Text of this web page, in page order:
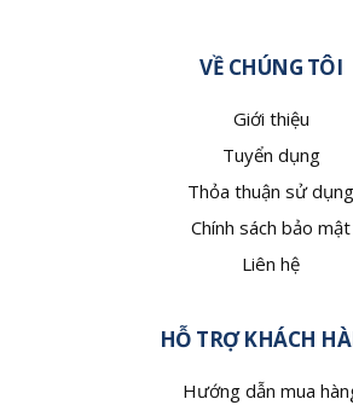
VỀ CHÚNG TÔI
Giới thiệu
Tuyển dụng
Thỏa thuận sử dụng
Chính sách bảo mật
Liên hệ
HỖ TRỢ KHÁCH
Hướng dẫn mua